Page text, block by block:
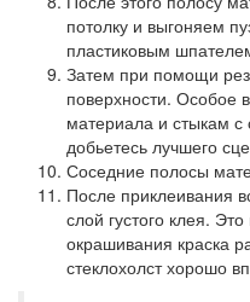
потолку и выгоняем
пластиковым
Затем при помощи
поверхности. Особое
материала и стыкам
добьетесь лучшего
Соседние полосы
После приклеивания
слой густого клея.
окрашивания краска
стеклохолст хорошо